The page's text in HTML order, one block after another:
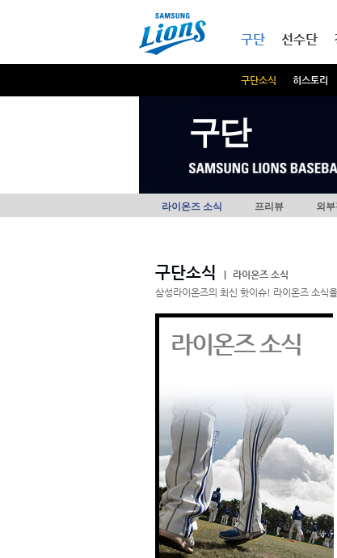
구단
구단소식 히스토리
선수단
구단
라이온즈 소식 프리뷰 외
구단소식
라이온즈 소식
삼성라이온즈의 최신 핫이슈! 라이온즈 소식
라이온즈 소식